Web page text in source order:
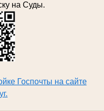
на Суды.
Госпочты на сайте